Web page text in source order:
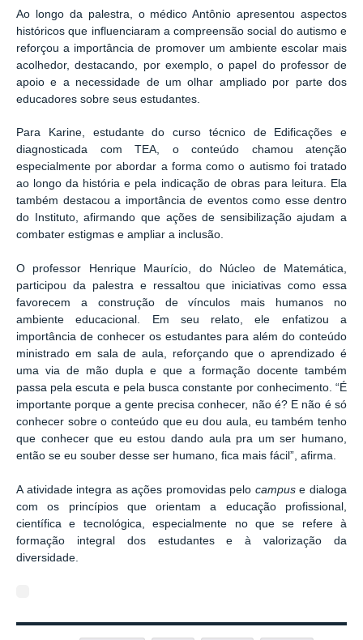
Ao longo da palestra, o médico Antônio apresentou aspectos
históricos que influenciaram a compreensão social do autismo e
reforçou a importância de promover um ambiente escolar mais
acolhedor, destacando, por exemplo, o papel do professor de
apoio e a necessidade de um olhar ampliado por parte dos
educadores sobre seus estudantes.
Para Karine, estudante do curso técnico de Edificações e
diagnosticada com TEA, o conteúdo chamou atenção
especialmente por abordar a forma como o autismo foi tratado
ao longo da história e pela indicação de obras para leitura. Ela
também destacou a importância de eventos como esse dentro
do Instituto, afirmando que ações de sensibilização ajudam a
combater estigmas e ampliar a inclusão.
O professor Henrique Maurício, do Núcleo de Matemática,
participou da palestra e ressaltou que iniciativas como essa
favorecem a construção de vínculos mais humanos no
ambiente educacional. Em seu relato, ele enfatizou a
importância de conhecer os estudantes para além do conteúdo
ministrado em sala de aula, reforçando que o aprendizado é
uma via de mão dupla e que a formação docente também
passa pela escuta e pela busca constante por conhecimento. “É
importante porque a gente precisa conhecer, não é? E não é só
conhecer sobre o conteúdo que eu dou aula, eu também tenho
que conhecer que eu estou dando aula pra um ser humano,
então se eu souber desse ser humano, fica mais fácil”, afirma.
A atividade integra as ações promovidas pelo campuse dialoga
com os princípios que orientam a educação profissional,
científica e tecnológica, especialmente no que se refere à
formação integral dos estudantes e à valorização da
diversidade.